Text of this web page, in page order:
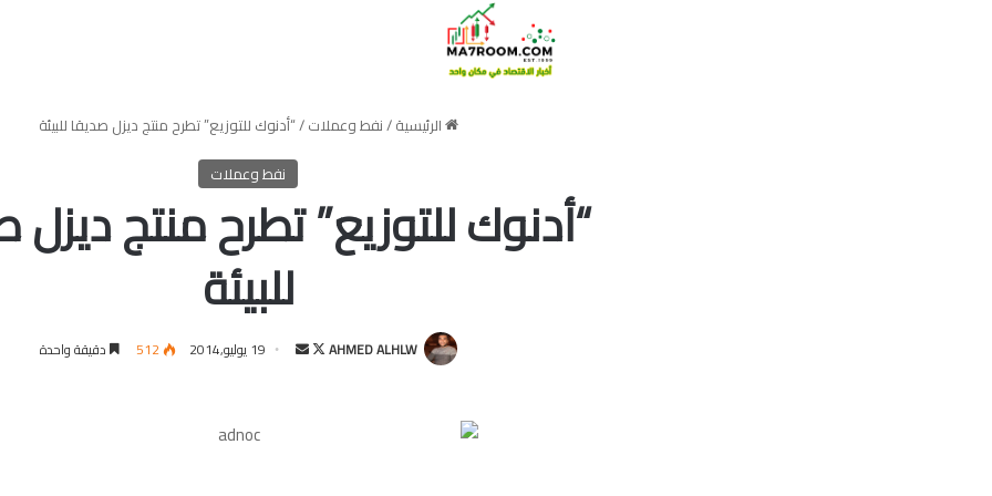
الرئيسية/نفط وعملات/“أدنوك للتوزيع” تطرح منتج ديزل صديقا للبيئة
نفط وعملات
“أدنوك للتوزيع” تطرح منتج
للبيئة
AHMED ALHLW
تابعأرسل 19 يوليو,2014 512 دقيقة واحدة